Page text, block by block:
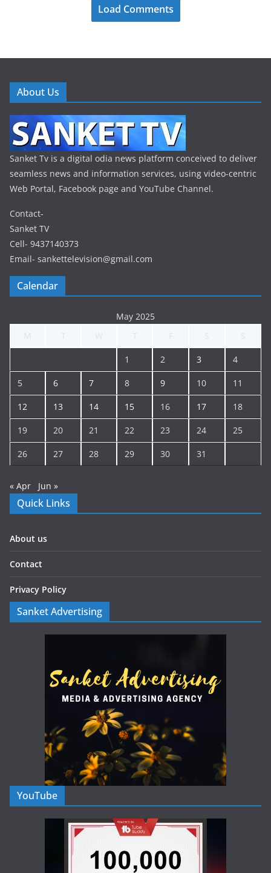
Load Comments
About Us
Sanket Tv is a digital odia news platform conceived to deliver
seamless news and information services, using video-centric
Web Portal, Facebook page and YouTube Channel.
Contact-
Sanket TV
Cell- 9437140373
Email- sankettelevision@gmail.com
Calendar
May 2025
1 2 3 4
5 6 7 8 9 10 11
12 13 14 15 16 17 18
19 20 21 22 23 24 25
26 27 28 29 30 31
« Apr Jun »
Quick Links
About us
Contact
Privacy Policy
Sanket Advertising
YouTube